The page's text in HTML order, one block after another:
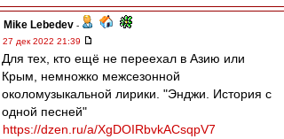
Mike Lebedev -
27 дек 2022 21:39
Для тех, кто ещё не переехал в Азию или
Крым, немножко межсезонной
околомузыкальной лирики. "Энджи. История с
одной песней"
https://dzen.ru/a/XgDOIRbvkACsqpV7